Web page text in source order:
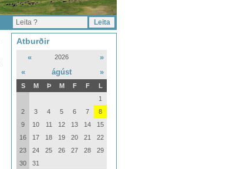
Atburðir
« 2026
»
«
ágúst »
S M Þ M F F
L
1
2
3 4 5 6 7
8
9
10 11 12 13 14
15
16
17 18 19 20 21
22
23
24 25 26 27 28
29
30
31